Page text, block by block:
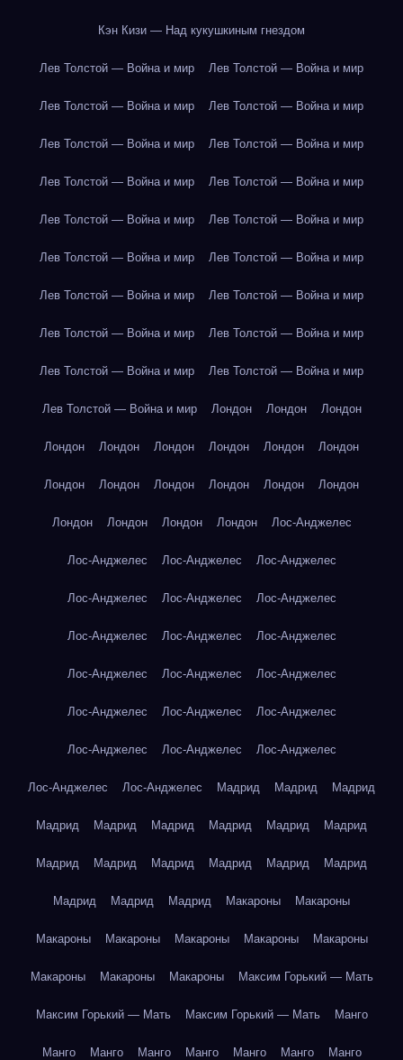
Кэн Кизи — Над кукушкиным гнездом
Лев Толстой — Война и мир Лев Толстой — Война и мир
Лев Толстой — Война и мир Лев Толстой — Война и мир
Лев Толстой — Война и мир Лев Толстой — Война и мир
Лев Толстой — Война и мир Лев Толстой — Война и мир
Лев Толстой — Война и мир Лев Толстой — Война и мир
Лев Толстой — Война и мир Лев Толстой — Война и мир
Лев Толстой — Война и мир Лев Толстой — Война и мир
Лев Толстой — Война и мир Лев Толстой — Война и мир
Лев Толстой — Война и мир Лев Толстой — Война и мир
Лев Толстой — Война и мир Лондон Лондон Лондон
Лондон Лондон Лондон Лондон Лондон Лондон
Лондон Лондон Лондон Лондон Лондон Лондон
Лондон Лондон Лондон Лондон Лос-Анджелес
Лос-Анджелес Лос-Анджелес Лос-Анджелес
Лос-Анджелес Лос-Анджелес Лос-Анджелес
Лос-Анджелес Лос-Анджелес Лос-Анджелес
Лос-Анджелес Лос-Анджелес Лос-Анджелес
Лос-Анджелес Лос-Анджелес Лос-Анджелес
Лос-Анджелес Лос-Анджелес Лос-Анджелес
Лос-Анджелес Лос-Анджелес Мадрид Мадрид Мадрид
Мадрид Мадрид Мадрид Мадрид Мадрид Мадрид
Мадрид Мадрид Мадрид Мадрид Мадрид Мадрид
Мадрид Мадрид Мадрид Макароны Макароны
Макароны Макароны Макароны Макароны Макароны
Макароны Макароны Макароны Максим Горький — Мать
Максим Горький — Мать Максим Горький — Мать Манго
Манго Манго Манго Манго Манго Манго Манго